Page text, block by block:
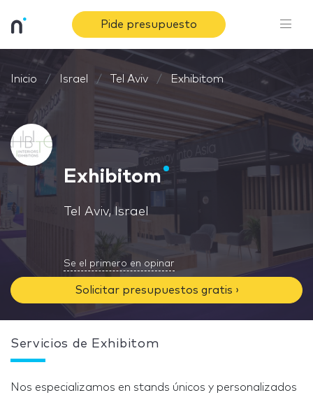
Pide presupuesto
Inicio Israel Tel Aviv Exhibitom
Exhibitom
Tel Aviv, Israel
Se el primero en opinar
Solicitar presupuestos gratis ›
Servicios de Exhibitom
Nos especializamos en stands únicos y personalizados